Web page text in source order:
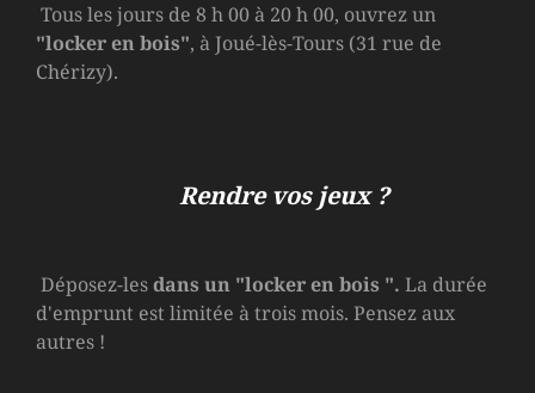
Tous les jours de 8 h 00 à 20 h 00, ouvrez un
"locker en bois", à Joué-lès-Tours (31 rue de
Chérizy).
Rendre vos jeux ?
Déposez-lesdans un "locker en bois ". La durée
d'emprunt est limitée à trois mois. Pensez aux
autres !